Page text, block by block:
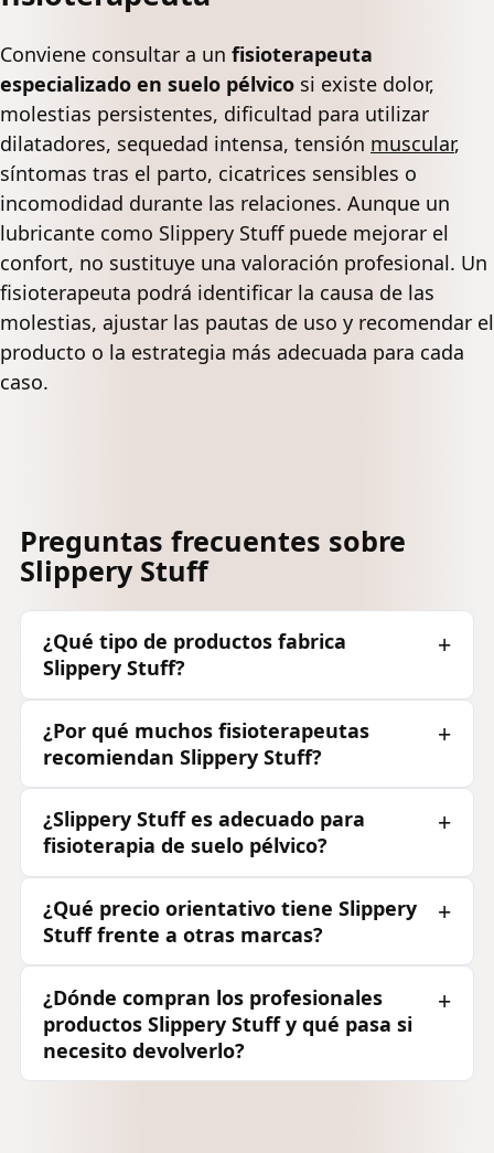
Conviene consultar a un fisioterapeuta
especializado en suelo pélvico si existe dolor,
molestias persistentes, dificultad para utilizar
dilatadores, sequedad intensa, tensión muscular,
síntomas tras el parto, cicatrices sensibles o
incomodidad durante las relaciones. Aunque un
lubricante como Slippery Stuff puede mejorar el
confort, no sustituye una valoración profesional. Un
fisioterapeuta podrá identificar la causa de las
molestias, ajustar las pautas de uso y recomendar el
producto o la estrategia más adecuada para cada
caso.
Preguntas frecuentes sobre
Slippery Stuff
¿Qué tipo de productos fabrica
Slippery Stuff?
¿Por qué muchos fisioterapeutas
recomiendan Slippery Stuff?
¿Slippery Stuff es adecuado para
fisioterapia de suelo pélvico?
¿Qué precio orientativo tiene Slippery
Stuff frente a otras marcas?
¿Dónde compran los profesionales
productos Slippery Stuff y qué pasa si
necesito devolverlo?